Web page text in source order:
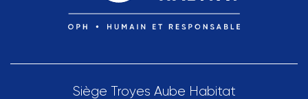
Siège Troyes Aube Habitat